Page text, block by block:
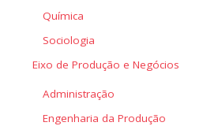
Química
Sociologia
Eixo de Produção e Negócios
Administração
Engenharia da Produção